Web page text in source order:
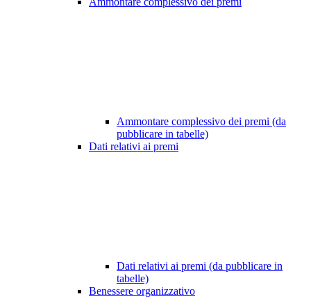
Ammontare complessivo dei premi (da
pubblicare in tabelle)
Dati relativi ai premi
Dati relativi ai premi (da pubblicare in
tabelle)
Benessere organizzativo